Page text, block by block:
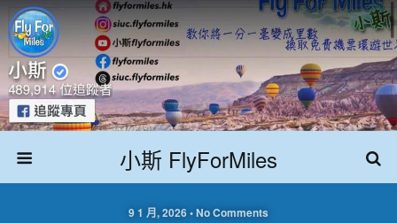
小斯 FlyForMiles
9 1 月, 2026 • No Comments